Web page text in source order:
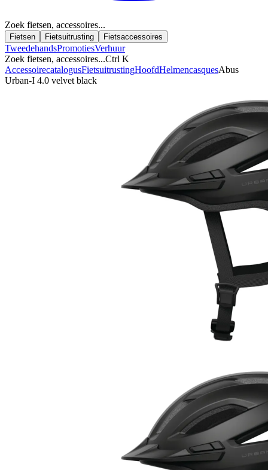
Zoek fietsen, accessoires...
Fietsen Fietsuitrusting Fietsaccessoires
TweedehandsPromotiesVerhuur
Zoek fietsen, accessoires...Ctrl K
AccessoirecatalogusFietsuitrustingHoofdHelmencasquesAbus
Urban-I 4.0 velvet black